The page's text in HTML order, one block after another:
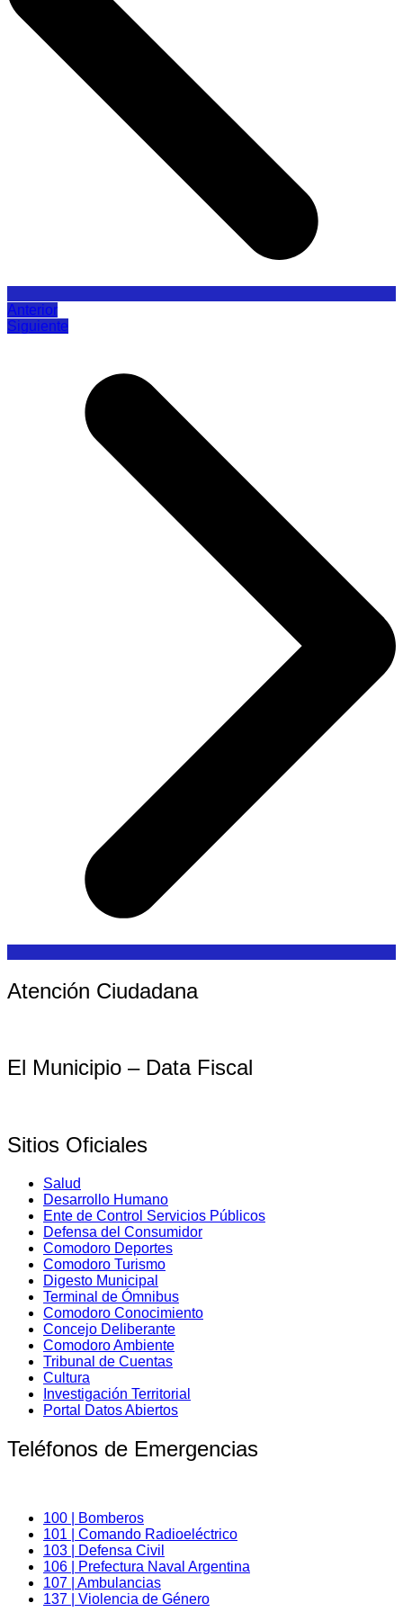
Anterior
Siguiente
Atención Ciudadana
El Municipio – Data Fiscal
Sitios Oficiales
Salud
Desarrollo Humano
Ente de Control Servicios Públicos
Defensa del Consumidor
Comodoro Deportes
Comodoro Turismo
Digesto Municipal
Terminal de Ómnibus
Comodoro Conocimiento
Concejo Deliberante
Comodoro Ambiente
Tribunal de Cuentas
Cultura
Investigación Territorial
Portal Datos Abiertos
Teléfonos de Emergencias
100 | Bomberos
101 | Comando Radioeléctrico
103 | Defensa Civil
106 | Prefectura Naval Argentina
107 | Ambulancias
137 | Violencia de Género